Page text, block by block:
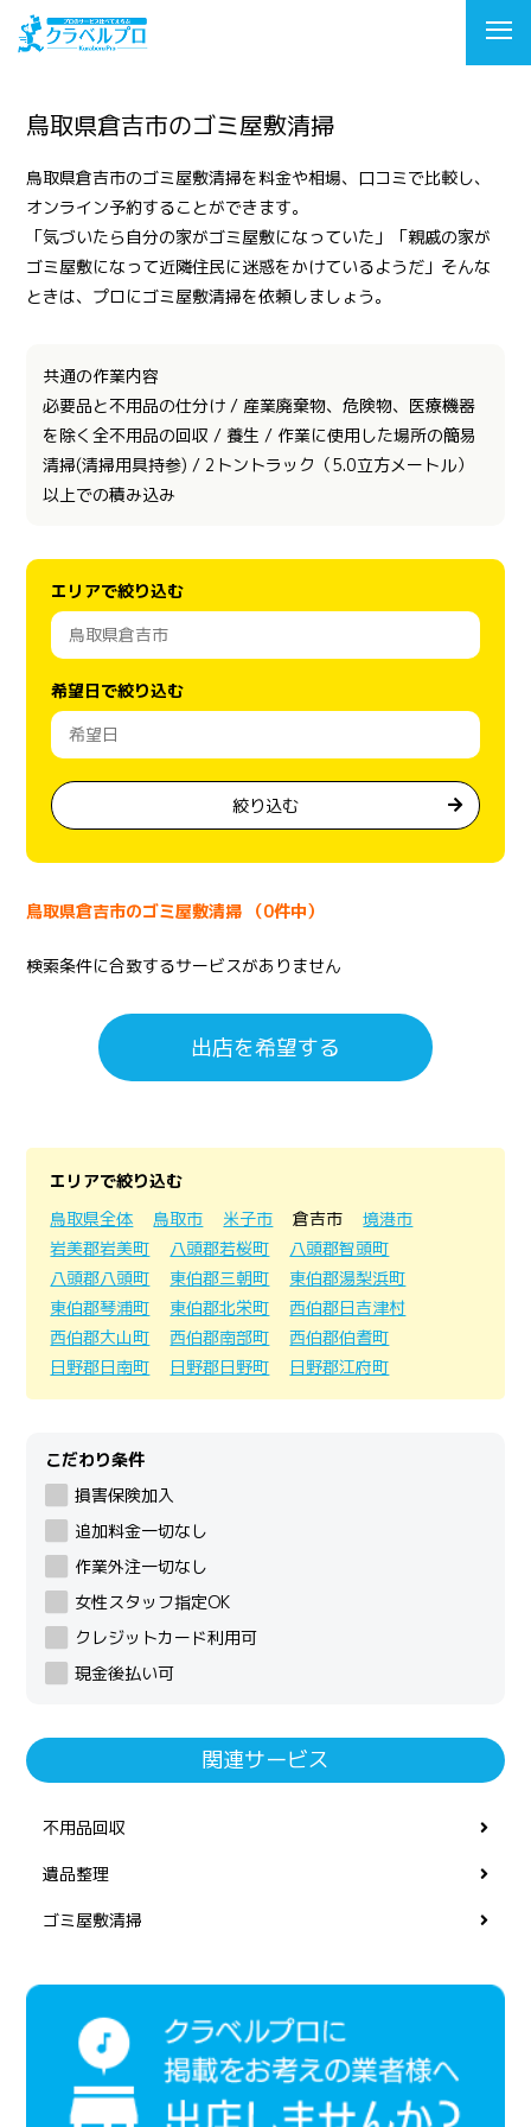
鳥取県倉吉市のゴミ屋敷清掃
鳥取県倉吉市のゴミ屋敷清掃を料金や相場、口コミで比較し、
オンライン予約することができます。
「気づいたら自分の家がゴミ屋敷になっていた」「親戚の家が
ゴミ屋敷になって近隣住民に迷惑をかけているようだ」そんな
ときは、プロにゴミ屋敷清掃を依頼しましょう。
共通の作業内容
必要品と不用品の仕分け / 産業廃棄物、危険物、医療機器
を除く全不用品の回収 / 養生 / 作業に使用した場所の簡易
清掃(清掃用具持参) / 2トントラック（5.0立方メートル）
以上での積み込み
エリアで絞り込む
希望日で絞り込む
絞り込む
鳥取県倉吉市のゴミ屋敷清掃 （0件中）
検索条件に合致するサービスがありません
出店を希望する
エリアで絞り込む
鳥取県全体
鳥取市 米子市 倉吉市
境港市
岩美郡岩美町
八頭郡若桜町
八頭郡智頭町
八頭郡八頭町
東伯郡三朝町
東伯郡湯梨浜町
東伯郡琴浦町
東伯郡北栄町
西伯郡日吉津村
西伯郡大山町
西伯郡南部町
西伯郡伯耆町
日野郡日南町
日野郡日野町 日野郡江府町
こだわり条件
損害保険加入
追加料金一切なし
作業外注一切なし
女性スタッフ指定OK
クレジットカード利用可
現金後払い可
関連サービス
不用品回収
遺品整理
ゴミ屋敷清掃